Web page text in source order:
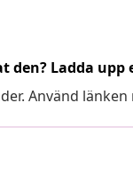
den? Ladda upp
Använd